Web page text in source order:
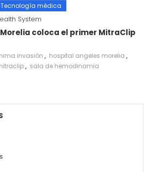
Tecnología médica
System
coloca el primer MitraClip
invasión , hospital angeles morelia ,
, sala de hemodinamia